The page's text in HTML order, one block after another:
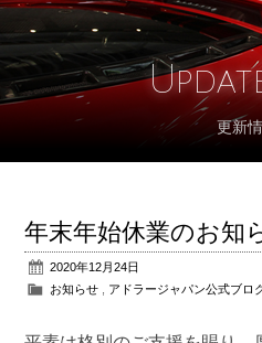
愛車の買取査定
購入から納車までの流れ
公式ブログ
会社概要
更新
年末年始休業のお知
2020年12月24日
お知らせ
アドラージャパン公式ブロ